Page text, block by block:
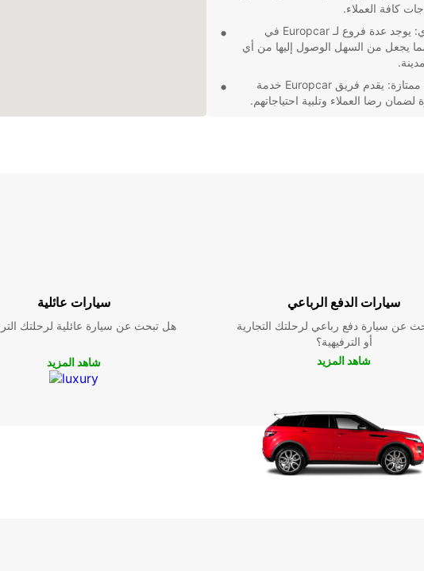
كافة العملاء.
موقع مركزي: يوجد عدة فروع لـ Europcar في
يجعل من السهل الوصول إليها من أي
خدمة عملاء ممتازة: يقدم فريق Europcar خدمة
لضمان رضا العملاء وتلبية احتياجاتهم.
سيارات عائلية
هل تبحث عن سيارة عائلية لرحلتك
شاهد المزيد
سيارات الدفع الرباعي
عن سيارة دفع رباعي لرحلتك التجارية
أو الترفيهية؟
شاهد المزيد